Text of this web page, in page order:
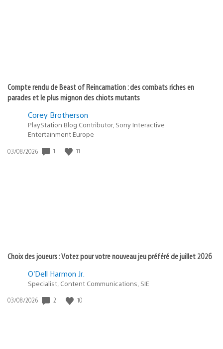
Compte rendu de Beast of Reincarnation : des combats riches en
parades et le plus mignon des chiots mutants
Corey Brotherson
PlayStation Blog Contributor, Sony Interactive
Entertainment Europe
Date
03/08/2026 1 11
Choix des joueurs : Votez pour votre nouveau jeu préféré de juillet 2026
O’Dell Harmon Jr.
Specialist, Content Communications, SIE
Date
03/08/2026 2 10